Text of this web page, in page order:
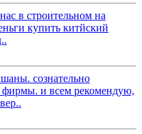
в строительном на
купить китйский
сознательно
фирмы. и всем рекомендую,